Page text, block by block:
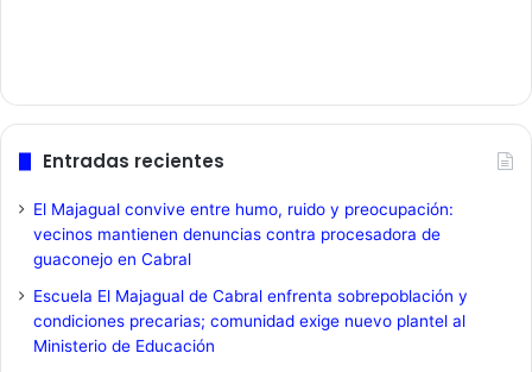
Entradas recientes
El Majagual convive entre humo, ruido y preocupación:
vecinos mantienen denuncias contra procesadora de
guaconejo en Cabral
Escuela El Majagual de Cabral enfrenta sobrepoblación y
condiciones precarias; comunidad exige nuevo plantel al
Ministerio de Educación